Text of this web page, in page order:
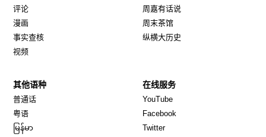
评论
漫画
事实查核
视频
周嘉有话说
周末茶馆
纵横大历史
其他语种
普通话
粤语
မြန်မာ
在线服务
YouTube
Facebook
TwitterOpens in new window